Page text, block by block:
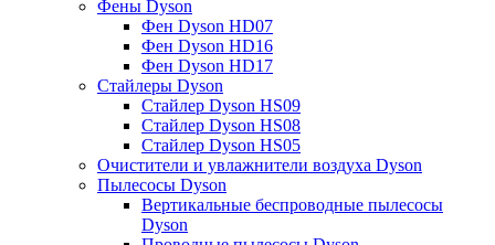
Фены Dyson
Фен Dyson HD07
Фен Dyson HD16
Фен Dyson HD17
Стайлеры Dyson
Стайлер Dyson HS09
Стайлер Dyson HS08
Стайлер Dyson HS05
Очистители и увлажнители воздуха Dyson
Пылесосы Dyson
Вертикальные беспроводные пылесосы
Dyson